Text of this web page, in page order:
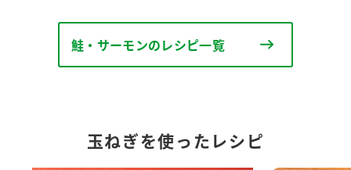
鮭・サーモンのレシピ一覧
玉ねぎを使ったレシピ